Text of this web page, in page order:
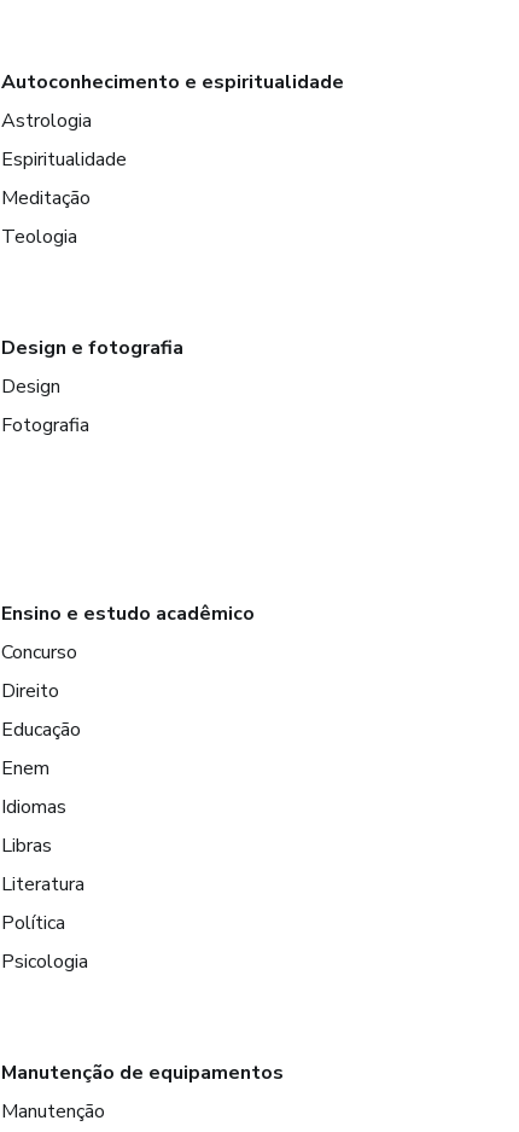
Autoconhecimento e espiritualidade
Astrologia
Espiritualidade
Meditação
Teologia
Design e fotografia
Design
Fotografia
Ensino e estudo acadêmico
Concurso
Direito
Educação
Enem
Idiomas
Libras
Literatura
Política
Psicologia
Manutenção de equipamentos
Manutenção